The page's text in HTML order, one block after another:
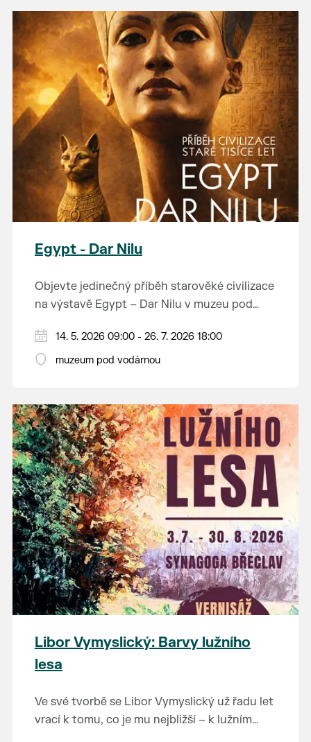
inspirují a překvapí svou upřímností.
Egypt - Dar Nilu
Objevte jedinečný příběh starověké civilizace
na výstavě Egypt – Dar Nilu v muzeu pod
Výstava představuje umění starého Egypta,
autentickou hrobku se sarkofágem i
soukromé sbírky Jána Hertlíka, díky čemuž
výstava nabízí nevšední a autentický pohled
na tuto fascinující epochu.
dějiny.
Výstavu je možné navštívit od 14. 5. do 26. 7.
2026 v muzeu pod vodárnou.
14. 5. 2026 09:00 - 26. 7. 2026 18:00
muzeum pod vodárnou
Libor Vymyslický: Barvy lužního
lesa
Ve své tvorbě se Libor Vymyslický už řadu let
vrací k tomu, co je mu nejbližší – k lužním